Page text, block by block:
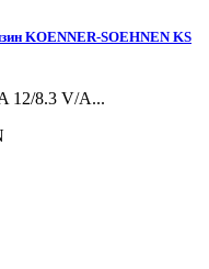
KOENNER-SOEHNEN KS
12/8.3 V/А...